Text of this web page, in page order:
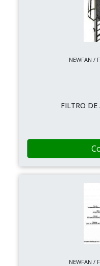
NEWFAN /
FILTRO DE
NEWFAN /